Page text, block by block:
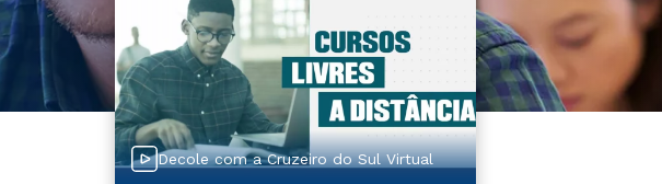
Decole com a Cruzeiro do Sul Virtual